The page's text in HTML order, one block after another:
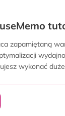
zapamiętaną
wykonać